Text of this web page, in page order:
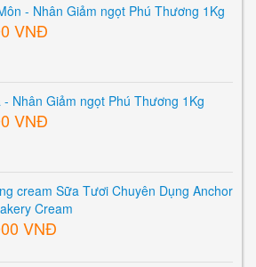
- Nhân Giảm ngọt Phú Thương 1Kg
VNĐ
- Nhân Giảm ngọt Phú Thương 1Kg
VNĐ
cream Sữa Tươi Chuyên Dụng Anchor
Cream
VNĐ